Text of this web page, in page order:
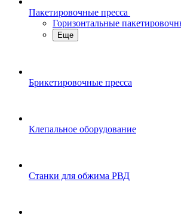
Пакетировочные пресса
Горизонтальные
Еще
Брикетировочные пресса
Клепальное оборудование
Станки для обжима РВД